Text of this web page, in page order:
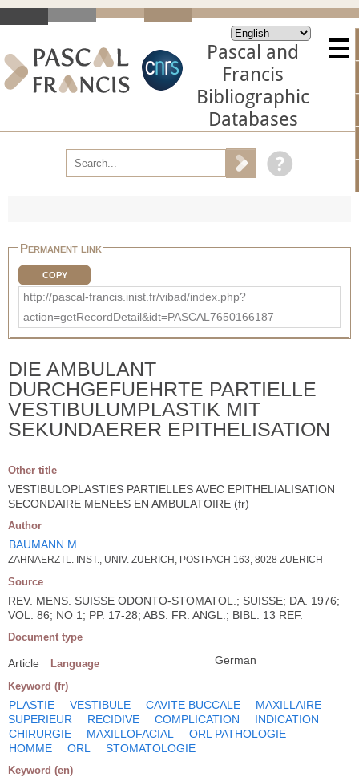
Pascal and
Francis
Bibliographic
Databases
Permanent link
COPY
http://pascal-francis.inist.fr/vibad/index.php?
action=getRecordDetail&idt=PASCAL7650166187
DIE AMBULANT
DURCHGEFUEHRTE PARTIELLE
VESTIBULUMPLASTIK MIT
SEKUNDAERER EPITHELISATION
Other title
VESTIBULOPLASTIES PARTIELLES AVEC EPITHELIALISATION
SECONDAIRE MENEES EN AMBULATOIRE (fr)
Author
BAUMANN M
ZAHNAERZTL. INST., UNIV. ZUERICH, POSTFACH 163, 8028 ZUERICH
Source
REV. MENS. SUISSE ODONTO-STOMATOL.; SUISSE; DA. 1976;
VOL. 86; NO 1; PP. 17-28; ABS. FR. ANGL.; BIBL. 13 REF.
Document type
Article Language German
Keyword (fr)
PLASTIE VESTIBULE CAVITE BUCCALE
MAXILLAIRE
SUPERIEUR
RECIDIVE COMPLICATION
INDICATION
CHIRURGIE
MAXILLOFACIAL
ORL PATHOLOGIE
HOMME
ORL STOMATOLOGIE
Keyword (en)